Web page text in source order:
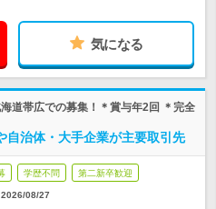
気になる
道帯広での募集！＊賞与年2回 ＊完全
治体・大手企業が主要取引先
学歴不問 第二新卒歓迎
2026/08/27